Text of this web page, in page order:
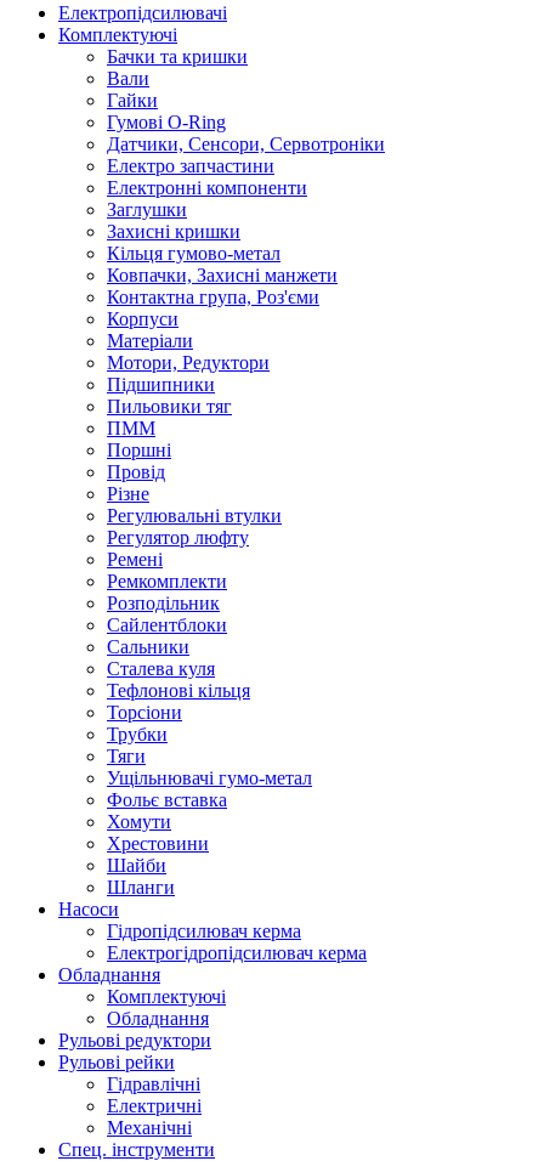
Електропідсилювачі
Комплектуючі
Бачки та кришки
Вали
Гайки
Гумові O-Ring
Датчики, Сенсори, Сервотроніки
Електро запчастини
Електронні компоненти
Заглушки
Захисні кришки
Кільця гумово-метал
Ковпачки, Захисні манжети
Контактна група, Роз'єми
Корпуси
Матеріали
Мотори, Редуктори
Підшипники
Пильовики тяг
ПММ
Поршні
Провід
Різне
Регулювальні втулки
Регулятор люфту
Ремені
Ремкомплекти
Розподільник
Сайлентблоки
Сальники
Сталева куля
Тефлонові кільця
Торсіони
Трубки
Тяги
Ущільнювачі гумо-метал
Фольє вставка
Хомути
Хрестовини
Шайби
Шланги
Насоси
Гідропідсилювач керма
Електрогідропідсилювач керма
Обладнання
Комплектуючі
Обладнання
Рульові редуктори
Рульові рейки
Гідравлічні
Електричні
Механічні
Спец. інструменти